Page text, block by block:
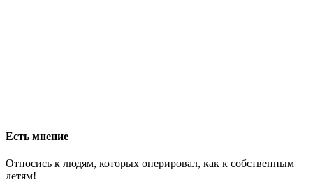
Есть мнение
Относись к людям, которых оперировал, как к собственным
детям!